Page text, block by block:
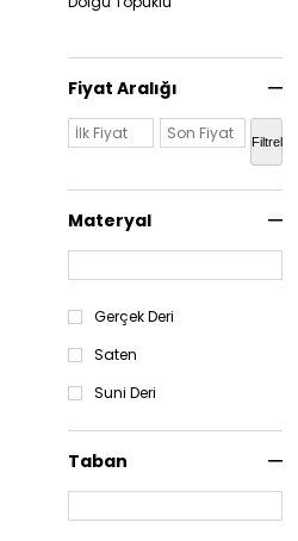
Fiyat Aralığı
Filtrele
Materyal
Gerçek Deri
Saten
Suni Deri
Taban